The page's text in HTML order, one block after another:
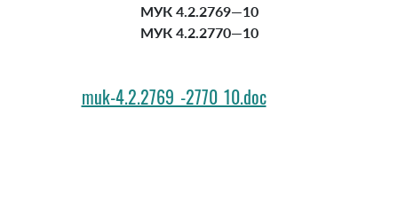
МУК 4.2.2769—10
МУК 4.2.2770—10
muk-4.2.2769_-2770_10.doc